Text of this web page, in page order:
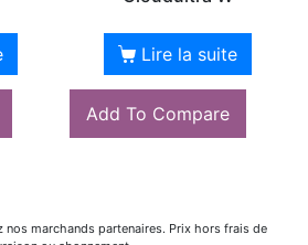
Lire la suite
Add To Compare
nos marchands partenaires. Prix hors frais de